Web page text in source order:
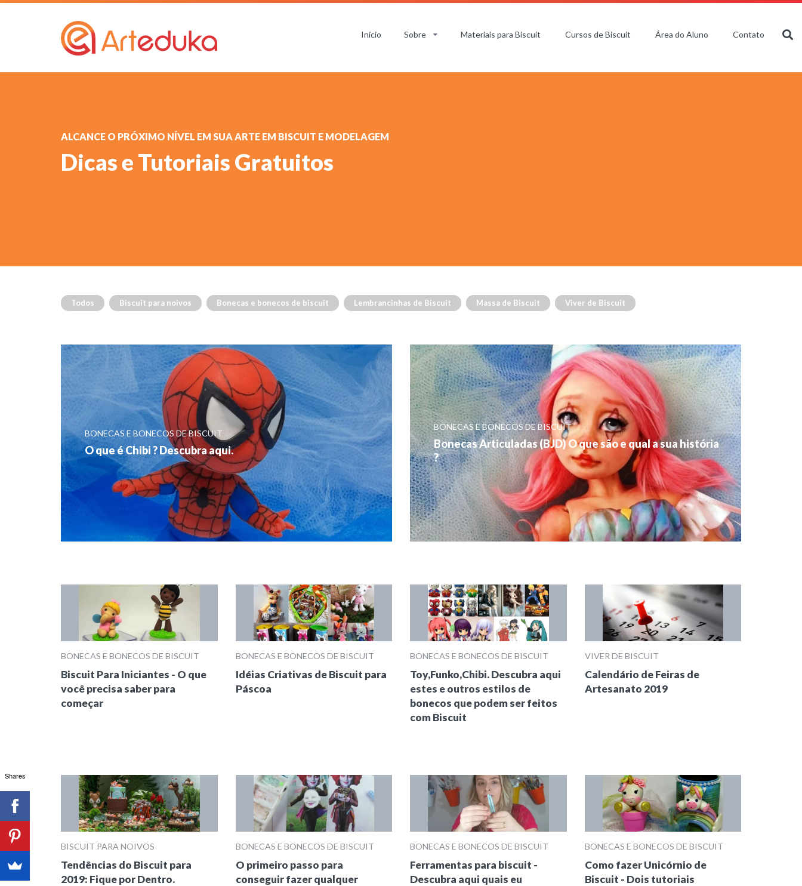
Início Sobre Materiais para Biscuit Cursos de Biscuit Área do Aluno Contato
ALCANCE O PRÓXIMO NÍVEL EM SUA ARTE EM BISCUIT E MODELAGEM
Dicas e Tutoriais Gratuitos
Todos Biscuit para noivos Bonecas e bonecos de biscuit Lembrancinhas de Biscuit Massa de Biscuit Viver de Biscuit
BONECAS E BONECOS DE BISCUIT
O que é Chibi ? Descubra aqui.
BONECAS E BONECOS DE BISCUIT
Bonecas Articuladas (BJD) O que são e qual a sua história
?
BONECAS E BONECOS DE BISCUIT
Biscuit Para Iniciantes - O que
você precisa saber para
começar
BONECAS E BONECOS DE BISCUIT
Idéias Criativas de Biscuit para
Páscoa
BONECAS E BONECOS DE BISCUIT
Toy,Funko,Chibi. Descubra aqui
estes e outros estilos de
bonecos que podem ser feitos
com Biscuit
VIVER DE BISCUIT
Calendário de Feiras de
Artesanato 2019
BISCUIT PARA NOIVOS
Tendências do Biscuit para
2019: Fique por Dentro.
BONECAS E BONECOS DE BISCUIT
O primeiro passo para
conseguir fazer qualquer
BONECAS E BONECOS DE BISCUIT
Ferramentas para biscuit -
Descubra aqui quais eu
BONECAS E BONECOS DE BISCUIT
Como fazer Unicórnio de
Biscuit - Dois tutoriais
Shares